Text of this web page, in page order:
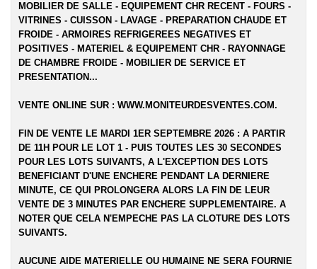
MOBILIER DE SALLE - EQUIPEMENT CHR RECENT - FOURS -
VITRINES - CUISSON - LAVAGE - PREPARATION CHAUDE ET
FROIDE - ARMOIRES REFRIGEREES NEGATIVES ET
POSITIVES - MATERIEL & EQUIPEMENT CHR - RAYONNAGE
DE CHAMBRE FROIDE - MOBILIER DE SERVICE ET
PRESENTATION...
VENTE ONLINE SUR : WWW.MONITEURDESVENTES.COM.
FIN DE VENTE LE MARDI 1ER SEPTEMBRE 2026 : A PARTIR
DE 11H POUR LE LOT 1 - PUIS TOUTES LES 30 SECONDES
POUR LES LOTS SUIVANTS, A L'EXCEPTION DES LOTS
BENEFICIANT D'UNE ENCHERE PENDANT LA DERNIERE
MINUTE, CE QUI PROLONGERA ALORS LA FIN DE LEUR
VENTE DE 3 MINUTES PAR ENCHERE SUPPLEMENTAIRE. A
NOTER QUE CELA N'EMPECHE PAS LA CLOTURE DES LOTS
SUIVANTS.
AUCUNE AIDE MATERIELLE OU HUMAINE NE SERA FOURNIE